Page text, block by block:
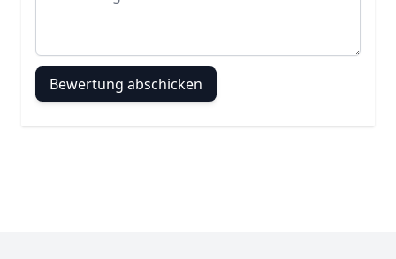
Bewertung abschicken